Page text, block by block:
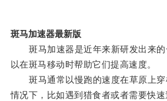
斑马加速器最新版
斑马加速器是近年来新研发出来的
以在斑马移动时帮助它们提高速度。
斑马通常以慢跑的速度在草原上穿
情况下，比如遇到猎食者或者需要快